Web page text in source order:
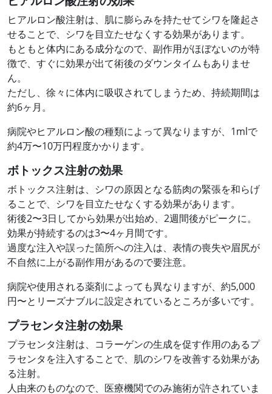
ヒアルロン酸注射は、肌に膨らみを持たせてシワを隆起さ
せることで、シワを目立たせなくする効果があります。
もともと体内にある成分なので、副作用がほぼないのが特
徴で、すぐに効果が出て術後のダウンタイムもありませ
ん。
ただし、徐々に体内に吸収されてしまうため、持続期間は
約6ヶ月。
病院やヒアルロン酸の種類によって異なりますが、1mlで
約4万〜10万円程度かかります。
ボトックス注射の効果
ボトックス注射は、シワの原因となる筋肉の緊張を和らげ
ることで、シワを目立たせなくする効果があります。
術後2〜3日してから効果が出始め、2週間後がピークに。
効果が持続するのは3〜4ヶ月間です。
過度な注入や誤った箇所への注入は、表情の喪失や眉尻が
不自然に上がる副作用があるので要注意。
病院や使用される薬剤によっても異なりますが、約5,000
円〜とリーズナブルに設定されているところが多いです。
プラセンタ注射の効果
プラセンタ注射は、コラーゲンの生成を促す作用のあるプ
ラセンタを注入することで、肌のシワを改善する効果があ
る注射。
人由来のものなので、医療機関でのみ施術が許されていま